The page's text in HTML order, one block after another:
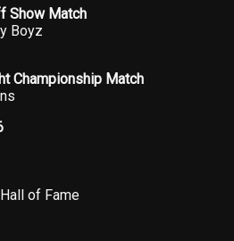
Show Match
Boyz
Championship Match
of Fame